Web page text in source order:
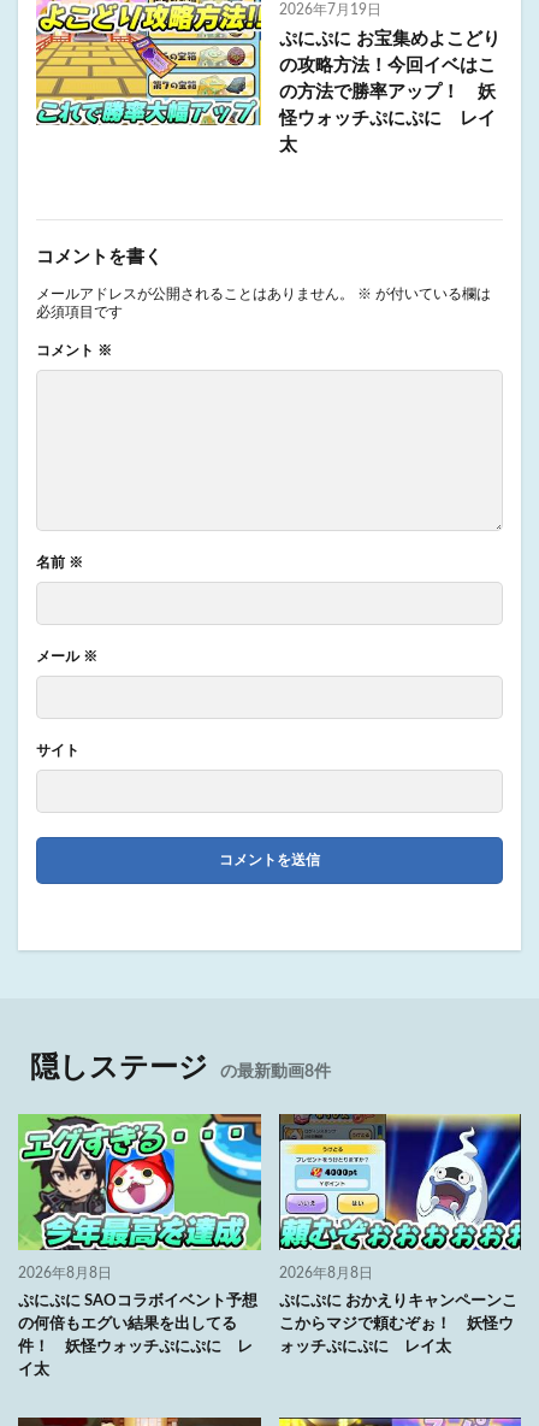
2026年7月19日
ぷにぷに お宝集めよこどり
の攻略方法！今回イベはこ
の方法で勝率アップ！ 妖
怪ウォッチぷにぷに レイ
太
コメントを書く
メールアドレスが公開されることはありません。 ※ が付いている欄は
必須項目です
コメント ※
名前 ※
メール ※
サイト
隠しステージ の最新動画8件
2026年8月8日
ぷにぷに SAOコラボイベント予想
の何倍もエグい結果を出してる
件！ 妖怪ウォッチぷにぷに レ
イ太
2026年8月8日
ぷにぷに おかえりキャンペーンこ
こからマジで頼むぞぉ！ 妖怪ウ
ォッチぷにぷに レイ太